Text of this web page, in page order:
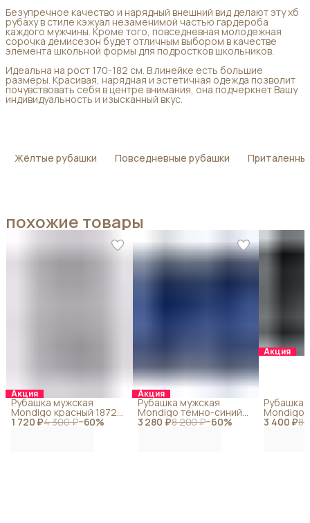
Безупречное качество и нарядный внешний вид делают эту хб
рубаху в стиле кэжуал незаменимой частью гардероба
каждого мужчины. Кроме того, повседневная молодежная
сорочка демисезон будет отличным выбором в качестве
элемента школьной формы для подростков школьников.
Идеальна на рост 170-182 см. В линейке есть большие
размеры. Красивая, нарядная и эстетичная одежда позволит
почувствовать себя в центре внимания, она подчеркнет Вашу
индивидуальность и изысканный вкус.
Жёлтые рубашки Повседневные рубашки
похожие товары
Акция
1 720 ₽4 300 ₽−60%
Рубашка мужская
Mondigo красный 18728-
43
Акция
3 280 ₽8 200 ₽−60%
Рубашка мужская
Mondigo темно-синий
18827-22
Акция
3 400 ₽8
Рубашка
Mondigo
14